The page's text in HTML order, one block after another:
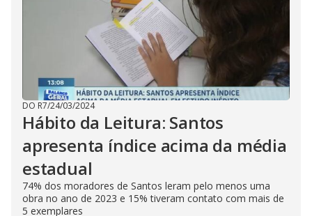
DO R7/24/03/2024
Hábito da Leitura: Santos
apresenta índice acima da média
estadual
74% dos moradores de Santos leram pelo menos uma
obra no ano de 2023 e 15% tiveram contato com mais de
5 exemplares